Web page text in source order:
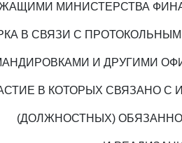
МИНИСТЕРСТВА
В СВЯЗИ С
И ДРУГИМИ
В КОТОРЫХ СВЯЗАНО
(ДОЛЖНОСТНЫХ)